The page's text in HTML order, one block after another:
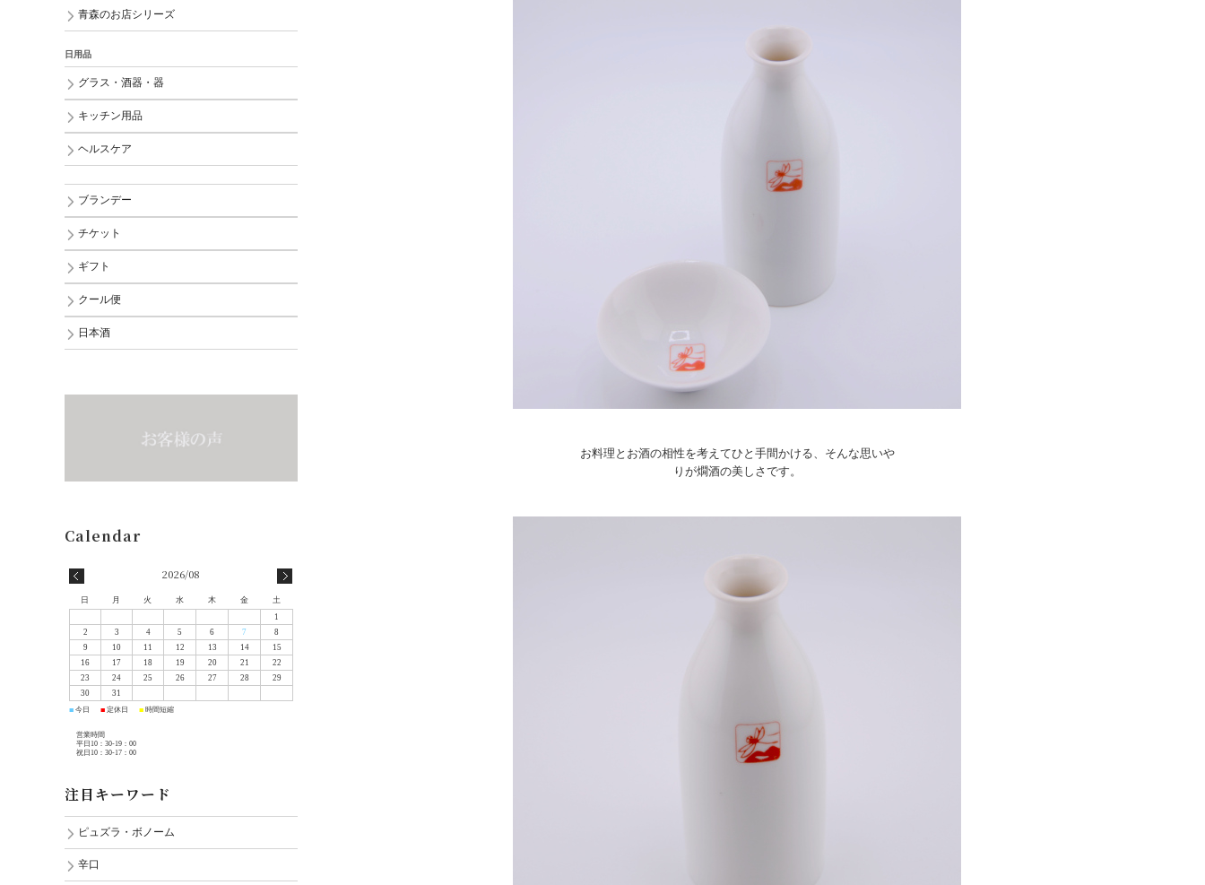
お料理とお酒の相性を考えてひと手間かける、そんな思いや
りが燗酒の美しさです。
青森のお店シリーズ
日用品
グラス・酒器・器
キッチン用品
ヘルスケア
ブランデー
チケット
ギフト
クール便
日本酒
2026/08
日 月 火 水 木 金
土
1
2
3 4 5 6 7
8
9
10 11 12 13 14
15
16
17 18 19 20 21
22
23
24 25 26 27 28
29
30
31
■ 今日 ■ 定休日 ■ 時間短縮
営業時間
平日10：30-19：00
祝日10：30-17：00
注目キーワード
ピュズラ・ボノーム
辛口